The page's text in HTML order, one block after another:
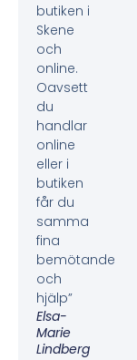
butiken i
Skene
och
online.
Oavsett
du
handlar
online
eller i
butiken
får du
samma
fina
bemötande
och
hjälp”
Elsa-
Marie
Lindberg